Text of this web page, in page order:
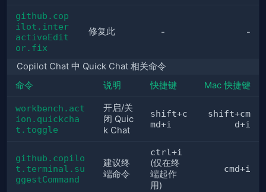
github.cop
ilot.inter
activeEdit
or.fix
修复此 - -
Copilot Chat 中 Quick Chat 相关命令
命令
说明 快捷键 Mac 快捷键
workbench.act
ion.quickcha
t.toggle
开启/关
闭 Quic
k Chat
shift+c
md+i
shift+cm
d+i
github.copilo
t.terminal.su
ggestCommand
建议终
端命令
ctrl+i
(仅在终
端起作
用)
cmd+i